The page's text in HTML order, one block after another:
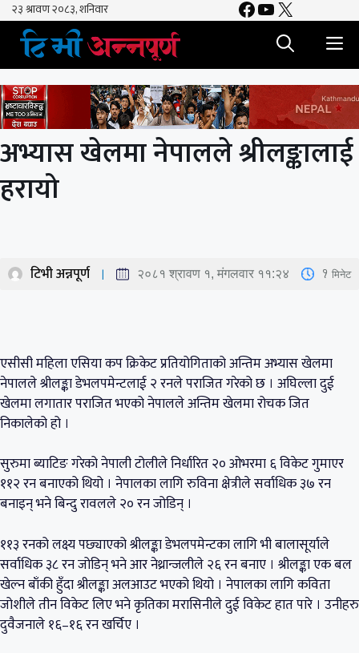
Skip
content
Facebook
YouTube
X
अभ्यास खेलमा नेपालले श्रीलङ्कालाई
हरायो
टिभी अन्नपूर्ण २०८१ श्रावण १, मंगलवार ११:२४ 1 मिनेट
एसीसी महिला एसिया कप क्रिकेट प्रतियोगिताको अन्तिम अभ्यास खेलमा
नेपालले श्रीलङ्का डेभलपमेन्टलाई २ रनले पराजित गरेको छ । अघिल्ला दुई
खेलमा लगातार पराजित भएको नेपालले अन्तिम खेलमा रोचक जित
निकालेको हो ।
सुरुमा ब्याटिङ गरेको नेपाली टोलीले निर्धारित २० ओभरमा ६ विकेट गुमाएर
११२ रन बनाएको थियो । नेपालका लागि रुविना क्षेत्रीले सर्वाधिक ३७ रन
बनाइन् भने बिन्दु रावलले २० रन जोडिन् ।
११३ रनको लक्ष्य पछ्याएको श्रीलङ्का डेभलपमेन्टका लागि भी बालासूर्याले
सर्वाधिक ३८ रन जोडिन् भने आर नेथ्रान्जलीले २६ रन बनाए । श्रीलङ्का एक बल
खेल्न बाँकी हुँदा श्रीलङ्का अलआउट भएको थियो । नेपालका लागि कविता
जोशीले तीन विकेट लिए भने कृतिका मरासिनीले दुई विकेट हात पारे । उनीहरु
दुवैजनाले १६–१६ रन खर्चिए ।